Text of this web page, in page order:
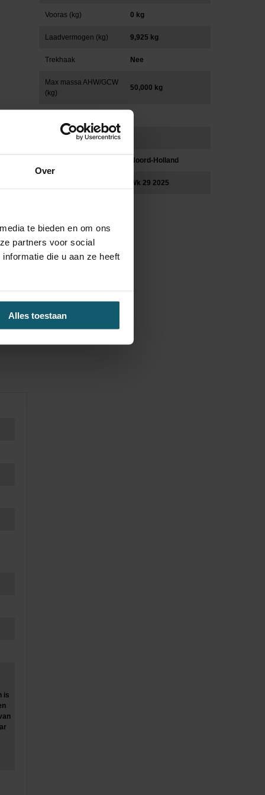
Over
te bieden en om ons
partners voor social
die u aan ze heeft
Alles toestaan
is
Vooras (kg) 0 kg
Laadvermogen (kg) 9,925 kg
Trekhaak Nee
Max massa AHW/GCW
(kg)
50,000 kg
Cabinevariant
Noord-Holland
Wk 29 2025